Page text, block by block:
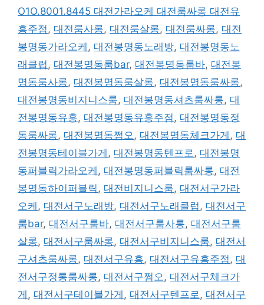
O1O.8001.8445 대전가라오케 대전룸싸롱 대전유
흥주점 , 대전룸사롱, 대전룸살롱, 대전룸싸롱, 대전
봉명동가라오케 , 대전봉명동노래방, 대전봉명동노
래클럽 , 대전봉명동룸bar, 대전봉명동룸바, 대전봉
명동룸사롱, 대전봉명동룸살롱, 대전봉명동룸싸롱,
대전봉명동비지니스룸, 대전봉명동셔츠룸싸롱, 대
전봉명동유흥, 대전봉명동유흥주점 , 대전봉명동정
통룸싸롱, 대전봉명동쩜오 , 대전봉명동체크가게 , 대
전봉명동테이블가게 , 대전봉명동텐프로 , 대전봉명
동퍼블릭가라오케 , 대전봉명동퍼블릭룸싸롱, 대전
봉명동하이퍼블릭 , 대전비지니스룸, 대전서구가라
오케 , 대전서구노래방, 대전서구노래클럽 , 대전서구
룸bar, 대전서구룸바, 대전서구룸사롱, 대전서구룸
살롱, 대전서구룸싸롱, 대전서구비지니스룸, 대전서
구셔츠룸싸롱, 대전서구유흥, 대전서구유흥주점 , 대
전서구정통룸싸롱, 대전서구쩜오 , 대전서구체크가
게 , 대전서구테이블가게 , 대전서구텐프로 , 대전서구